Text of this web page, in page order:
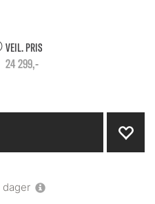
VEIL. PRIS
24 299,-
dager